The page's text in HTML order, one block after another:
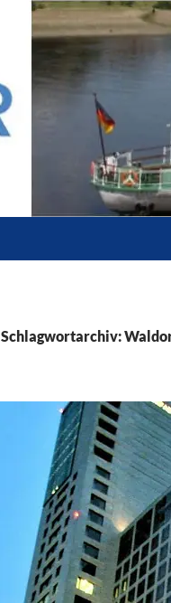
Schlagwortarchiv: